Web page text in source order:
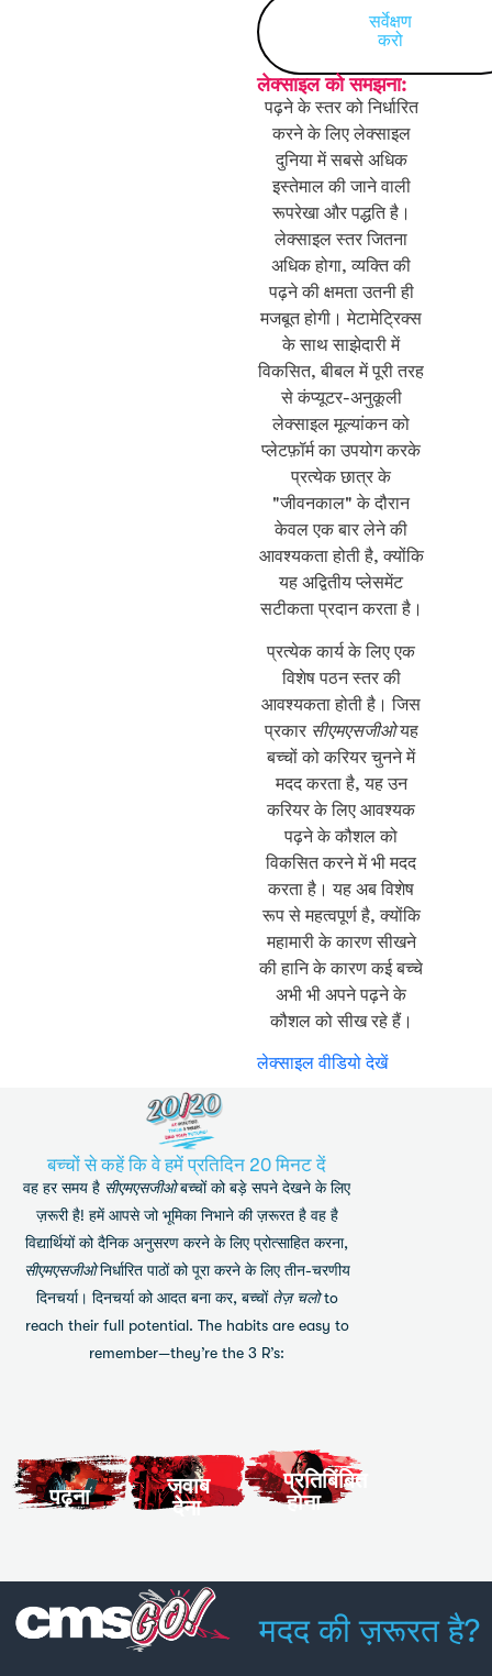
सर्वेक्षण
करो
लेक्साइल को समझना:
पढ़ने के स्तर को निर्धारित
करने के लिए लेक्साइल
दुनिया में सबसे अधिक
इस्तेमाल की जाने वाली
रूपरेखा और पद्धति है।
लेक्साइल स्तर जितना
अधिक होगा, व्यक्ति की
पढ़ने की क्षमता उतनी ही
मजबूत होगी। मेटामेट्रिक्स
के साथ साझेदारी में
विकसित, बीबल में पूरी तरह
से कंप्यूटर-अनुकूली
लेक्साइल मूल्यांकन को
प्लेटफ़ॉर्म का उपयोग करके
प्रत्येक छात्र के
"जीवनकाल" के दौरान
केवल एक बार लेने की
आवश्यकता होती है, क्योंकि
यह अद्वितीय प्लेसमेंट
सटीकता प्रदान करता है।
प्रत्येक कार्य के लिए एक
विशेष पठन स्तर की
आवश्यकता होती है। जिस
प्रकार सीएमएसजीओयह
बच्चों को करियर चुनने में
मदद करता है, यह उन
करियर के लिए आवश्यक
पढ़ने के कौशल को
विकसित करने में भी मदद
करता है। यह अब विशेष
रूप से महत्वपूर्ण है, क्योंकि
महामारी के कारण सीखने
की हानि के कारण कई बच्चे
अभी भी अपने पढ़ने के
कौशल को सीख रहे हैं।
लेक्साइल वीडियो देखें
बच्चों से कहें कि वे हमें प्रतिदिन 20 मिनट दें
वह हर समय है सीएमएसजीओबच्चों को बड़े सपने देखने के लिए
ज़रूरी है! हमें आपसे जो भूमिका निभाने की ज़रूरत है वह है
विद्यार्थियों को दैनिक अनुसरण करने के लिए प्रोत्साहित करना,
सीएमएसजीओनिर्धारित पाठों को पूरा करने के लिए तीन-चरणीय
दिनचर्या। दिनचर्या को आदत बना कर, बच्चों तेज़ चलोto
reach their full potential. The habits are easy to
remember—they’re the 3 R’s:
पढ़ना
लेख
को
ध्यान
में
नहीं
आता
पढ़ें
या
जवाब
देना
पढ़ते
समय
जो
प्रश्न
उनके
आपको
सहायता
की
पढ़ें या
'प्रश्न
सहायता'
प्रतिबिंबित
होना
रिफ्लेक्शन'
पढ़ें
और
मदद की ज़रूरत है?